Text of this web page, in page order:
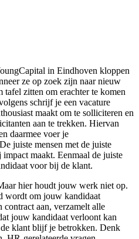
in Eindhoven kloppen
ze op zoek zijn naar nieuw
zitten om erachter te komen
schrijf je een vacature
maakt om te solliciteren en
aan te trekken. Hiervan
daarmee voer je
juiste mensen met de juiste
maakt. Eenmaal de juiste
voor bij de klant.
hier houdt jouw werk niet op.
wordt om jouw kandidaat
contract aan, verzamelt alle
jouw kandidaat verloont kan
klant blijf je betrokken. Denk